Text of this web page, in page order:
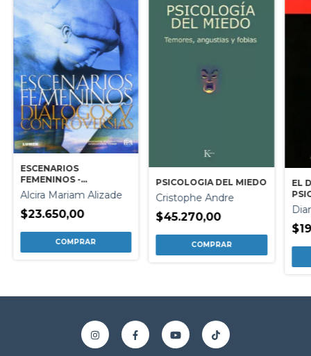
ESCENARIOS
FEMENINOS -
DIALOGOS Y
CONTROVERSIAS
Alcira Mariam Alizade
$23.650,00
PSICOLOGIA DEL MIEDO
Cristophe Andre
$45.270,00
EL